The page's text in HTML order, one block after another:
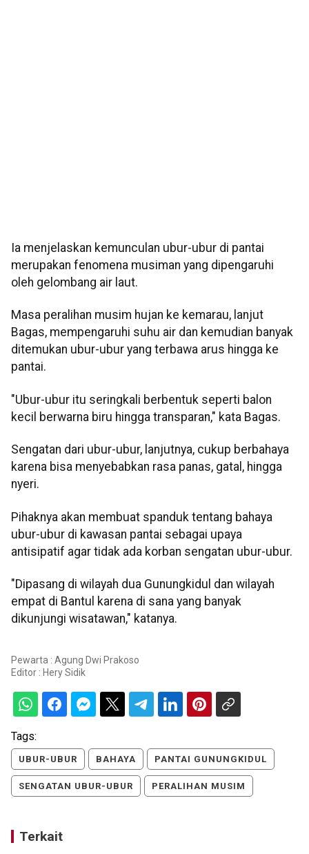
Ia menjelaskan kemunculan ubur-ubur di pantai
merupakan fenomena musiman yang dipengaruhi
oleh gelombang air laut.
Masa peralihan musim hujan ke kemarau, lanjut
Bagas, mempengaruhi suhu air dan kemudian banyak
ditemukan ubur-ubur yang terbawa arus hingga ke
pantai.
"Ubur-ubur itu seringkali berbentuk seperti balon
kecil berwarna biru hingga transparan," kata Bagas.
Sengatan dari ubur-ubur, lanjutnya, cukup berbahaya
karena bisa menyebabkan rasa panas, gatal, hingga
nyeri.
Pihaknya akan membuat spanduk tentang bahaya
ubur-ubur di kawasan pantai sebagai upaya
antisipatif agar tidak ada korban sengatan ubur-ubur.
"Dipasang di wilayah dua Gunungkidul dan wilayah
empat di Bantul karena di sana yang banyak
dikunjungi wisatawan," katanya.
Pewarta : Agung Dwi Prakoso
Editor : Hery Sidik
Tags:
UBUR-UBUR BAHAYA PANTAI GUNUNGKIDUL
SENGATAN UBUR-UBUR PERALIHAN MUSIM
Terkait